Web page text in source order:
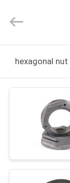
ÜRÜN
VIDEOLAR
Foundry
CO.,LTD.
Reserved.
hexagonal